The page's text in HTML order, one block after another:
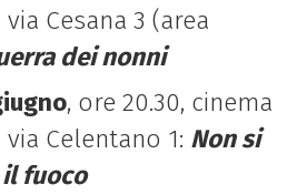
Cesana 3 (area
dei nonni
, ore 20.30, cinema
Celentano 1: Non si
fuoco